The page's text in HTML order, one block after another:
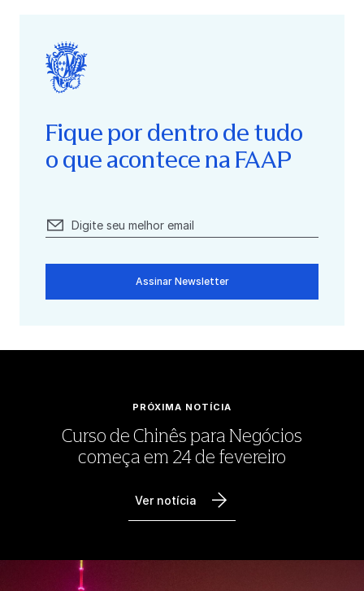
Fique por dentro de tudo
o que acontece na FAAP
Assinar Newsletter
PRÓXIMA NOTÍCIA
Curso de Chinês para Negócios
começa em 24 de fevereiro
Ver notícia